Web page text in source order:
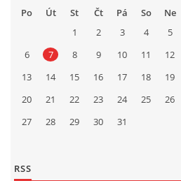
Po
Út St Čt Pá So
Ne
1
2 3 4
5
6
7 8 9 10 11
12
13
14 15 16 17 18
19
20
21 22 23 24 25
26
27
28 29 30 31
RSS